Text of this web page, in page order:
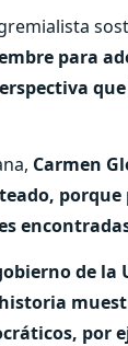
para
Carmen
de
por